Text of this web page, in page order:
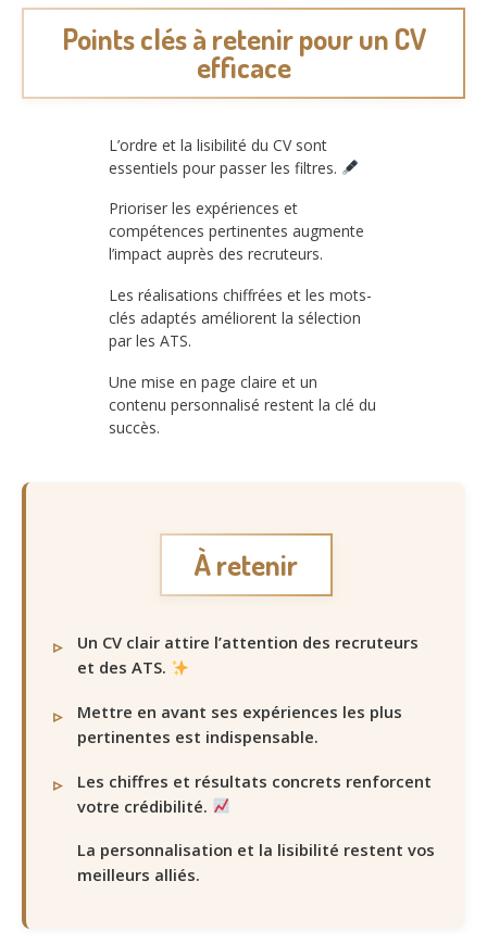
Points clés à retenir pour un CV
efficace
L’ordre et la lisibilité du CV sont
essentiels pour passer les filtres.
Prioriser les expériences et
compétences pertinentes augmente
l’impact auprès des recruteurs.
Les réalisations chiffrées et les mots-
clés adaptés améliorent la sélection
par les ATS.
Une mise en page claire et un
contenu personnalisé restent la clé du
succès.
À retenir
Un CV clair attire l’attention des recruteurs
et des ATS.
Mettre en avant ses expériences les plus
pertinentes est indispensable.
Les chiffres et résultats concrets renforcent
votre crédibilité.
La personnalisation et la lisibilité restent vos
meilleurs alliés.